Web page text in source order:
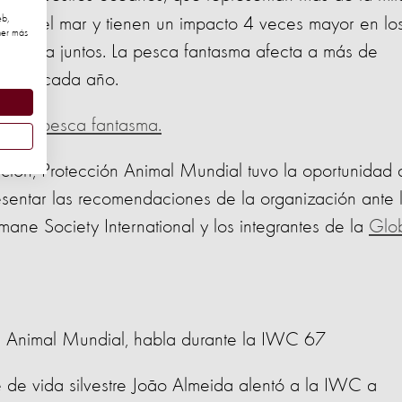
en el mar y tienen un impacto 4 veces mayor en
juntos. La pesca fantasma afecta a más de
cada año.
la pesca fantasma.
Protección Animal Mundial tuvo la oportunidad
las recomendaciones de la organización ante l
Society International y los integrantes de la
Animal Mundial, habla durante la IWC 67
de vida silvestre João Almeida alentó a la IWC a
más